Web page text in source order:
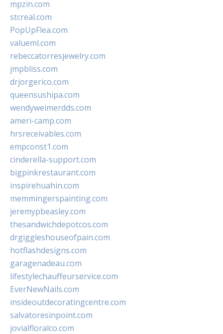
mpzin.com
stcreal.com
PopUpFlea.com
valueml.com
rebeccatorresjewelry.com
jmpbliss.com
drjorgerico.com
queensushipa.com
wendyweimerdds.com
ameri-camp.com
hrsreceivables.com
empconst1.com
cinderella-support.com
bigpinkrestaurant.com
inspirehuahin.com
memmingerspainting.com
jeremypbeasley.com
thesandwichdepotcos.com
drgiggleshouseofpain.com
hotflashdesigns.com
garagenadeau.com
lifestylechauffeurservice.com
EverNewNails.com
insideoutdecoratingcentre.com
salvatoresinpoint.com
jovialfloralco.com